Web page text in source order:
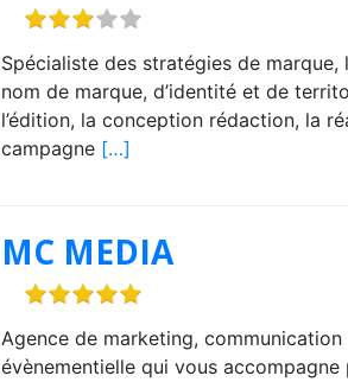
Spécialiste des stratégies de marque,
nom de marque, d’identité et de
l’édition, la conception rédaction, la
campagne […]
MC MEDIA
Agence de marketing,
évènementielle qui vous